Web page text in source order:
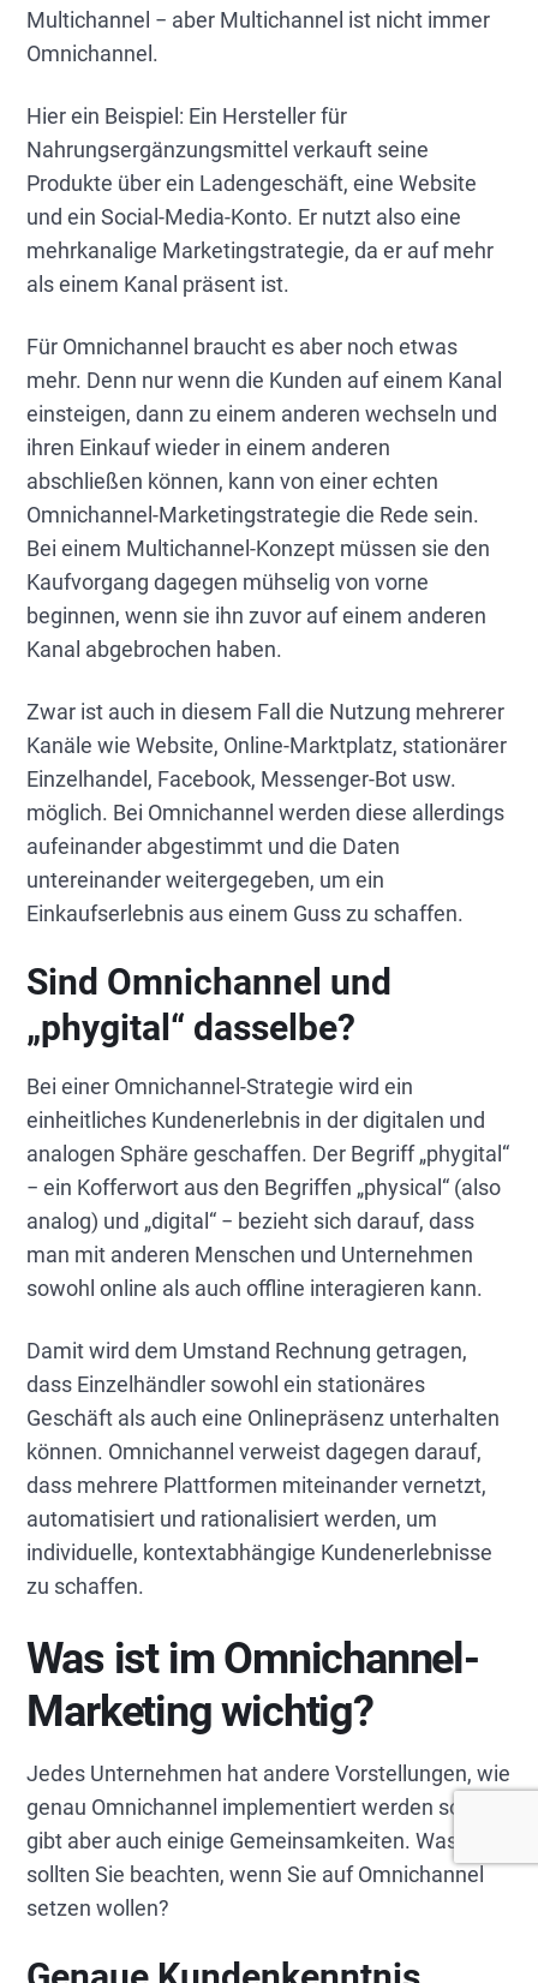
Multichannel − aber Multichannel ist nicht immer
Omnichannel.
Hier ein Beispiel: Ein Hersteller für
Nahrungsergänzungsmittel verkauft seine
Produkte über ein Ladengeschäft, eine Website
und ein Social-Media-Konto. Er nutzt also eine
mehrkanalige Marketingstrategie, da er auf mehr
als einem Kanal präsent ist.
Für Omnichannel braucht es aber noch etwas
mehr. Denn nur wenn die Kunden auf einem Kanal
einsteigen, dann zu einem anderen wechseln und
ihren Einkauf wieder in einem anderen
abschließen können, kann von einer echten
Omnichannel-Marketingstrategie die Rede sein.
Bei einem Multichannel-Konzept müssen sie den
Kaufvorgang dagegen mühselig von vorne
beginnen, wenn sie ihn zuvor auf einem anderen
Kanal abgebrochen haben.
Zwar ist auch in diesem Fall die Nutzung mehrerer
Kanäle wie Website, Online-Marktplatz, stationärer
Einzelhandel, Facebook, Messenger-Bot usw.
möglich. Bei Omnichannel werden diese allerdings
aufeinander abgestimmt und die Daten
untereinander weitergegeben, um ein
Einkaufserlebnis aus einem Guss zu schaffen.
Sind Omnichannel und
„phygital“ dasselbe?
Bei einer Omnichannel-Strategie wird ein
einheitliches Kundenerlebnis in der digitalen und
analogen Sphäre geschaffen. Der Begriff „phygital“
− ein Kofferwort aus den Begriffen „physical“ (also
analog) und „digital“ − bezieht sich darauf, dass
man mit anderen Menschen und Unternehmen
sowohl online als auch offline interagieren kann.
Damit wird dem Umstand Rechnung getragen,
dass Einzelhändler sowohl ein stationäres
Geschäft als auch eine Onlinepräsenz unterhalten
können. Omnichannel verweist dagegen darauf,
dass mehrere Plattformen miteinander vernetzt,
automatisiert und rationalisiert werden, um
individuelle, kontextabhängige Kundenerlebnisse
zu schaffen.
Was ist im Omnichannel-
Marketing wichtig?
Jedes Unternehmen hat andere Vorstellungen, wie
genau Omnichannel implementiert werden soll. Es
gibt aber auch einige Gemeinsamkeiten. Was also
sollten Sie beachten, wenn Sie auf Omnichannel
setzen wollen?